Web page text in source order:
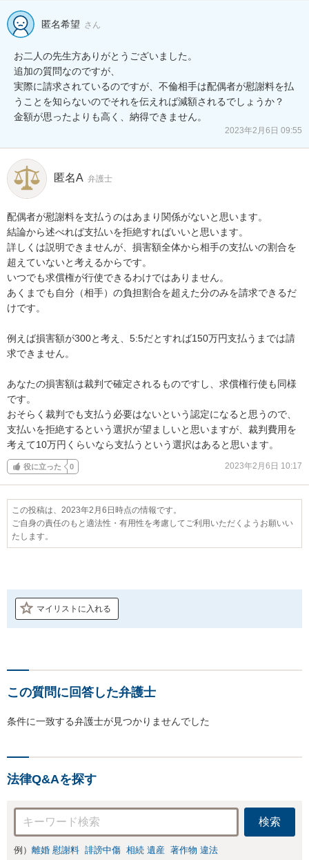
匿名希望 さん
お二人の先生方ありがとうございました。
追加の質問なのですが、
実際に請求されているのですが、不倫相手は配偶者が慰謝料を払
うことを知らないのでそれを伝えれば減額されるでしょうか？
金額が思ったよりも高く、納得できません。
2023年2月6日 09:55
匿名A 弁護士
配偶者が慰謝料を支払うのはあまり関係がないと思います。
結論から述べれば支払いを拒絶すればいいと思います。
詳しくは説明できませんが、損害額全体から相手の支払いの割合を
超えていないと考えるからです。
いつでも求償権が行使できるわけではありません。
あくまでも自分（相手）の負担割合を超えた分のみを請求できるだ
けです。
例えば損害額が300と考え、5:5だとすれば150万円支払うまでは請
求できません。
あなたの損害額は裁判で確定されるものですし、求償権行使も同様
です。
おそらく裁判でも支払う必要はないという認定になると思うので、
支払いを拒絶するという選択が望ましいと思いますが、裁判費用を
考えて10万円くらいなら支払うという選択はあると思います。
役に立った 0 2023年2月6日 10:17
この投稿は、2023年2月6日時点の情報です。
ご自身の責任のもと適法性・有用性を考慮してご利用いただくようお願いい
たします。
マイリストに入れる
この質問に回答した弁護士
条件に一致する弁護士が見つかりませんでした
法律Q&Aを探す
検索
例） 離婚 慰謝料 誹謗中傷 相続 遺産 著作物 違法